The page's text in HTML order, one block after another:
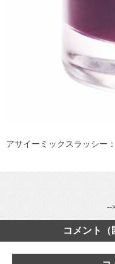
アサイーミックスラッシー
--
コメント（